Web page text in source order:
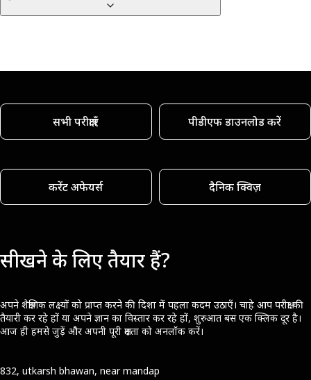
सभी परीक्षाएँ पीडीएफ डाउनलोड करें
करेंट अफेयर्स दैनिक क्विज़
सीखने के लिए तैयार हैं?
अपने शैक्षणिक लक्ष्यों को प्राप्त करने की दिशा में पहला कदम उठाएँ। चाहे आप परीक्षा की
तैयारी कर रहे हों या अपने ज्ञान का विस्तार कर रहे हों, शुरुआत बस एक क्लिक दूर है।
आज ही हमसे जुड़ें और अपनी पूरी क्षमता को अनलॉक करें।
832, utkarsh bhawan, near mandap